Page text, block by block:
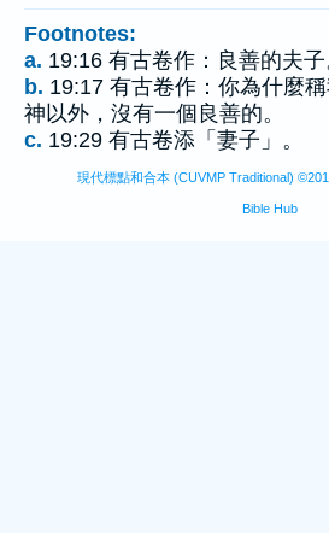
Footnotes:
a. 19:16 有古卷作：良善的夫子
b. 19:17 有古卷作：你為什麼
神以外，沒有一個良善的。
c. 19:29 有古卷添「妻子」。
現代標點和合本 (CUVMP Traditional)
Bible Hub